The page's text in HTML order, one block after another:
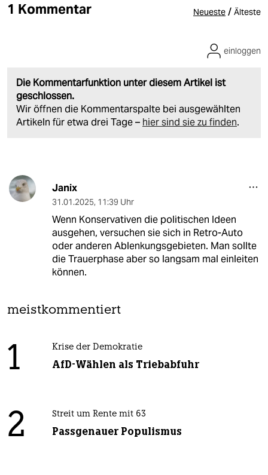
1 Kommentar Neueste / Älteste
Die Kommentarfunktion unter diesem Artikel ist
geschlossen.
Wir öffnen die Kommentarspalte bei ausgewählten
Artikeln für etwa drei Tage – hier sind sie zu finden.
einloggen
Janix
31.01.2025, 11:39 Uhr
Wenn Konservativen die politischen Ideen
ausgehen, versuchen sie sich in Retro-Auto
oder anderen Ablenkungsgebieten. Man sollte
die Trauerphase aber so langsam mal einleiten
können.
meistkommentiert
1 Krise der Demokratie
AfD-Wählen als Triebabfuhr
2 Streit um Rente mit 63
Passgenauer Populismus